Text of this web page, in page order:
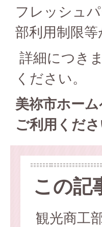
フレッシュ
部利用制限等
詳細につき
ください。
美祢市ホー
ご利用くださ
この記
観光商工